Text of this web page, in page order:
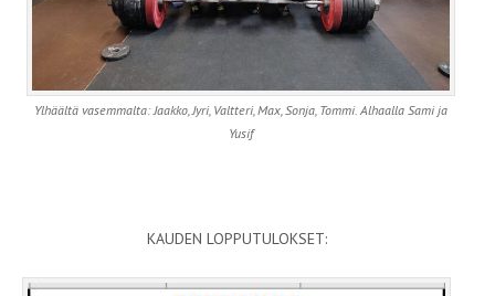
Ylhäältä vasemmalta: Jaakko, Jyri, Valtteri, Max, Sonja, Tommi. Alhaalla Sami ja
Yusif
KAUDEN LOPPUTULOKSET: